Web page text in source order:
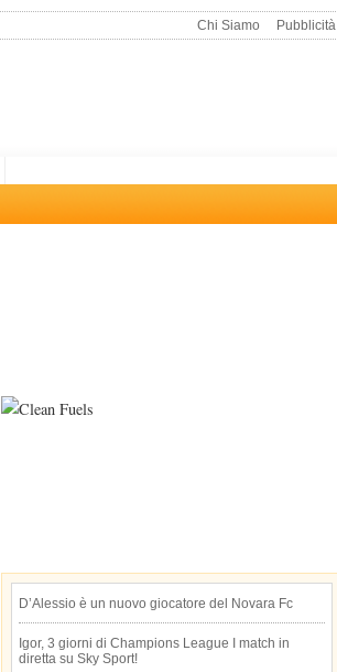
Chi Siamo Pubblicità
D’Alessio è un nuovo giocatore del Novara Fc
Igor, 3 giorni di Champions League I match in
diretta su Sky Sport!